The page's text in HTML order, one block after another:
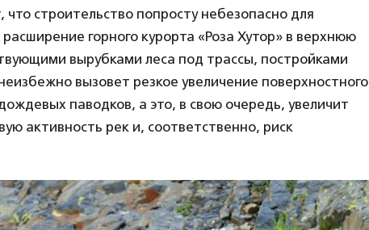
строительство попросту небезопасно для
горного курорта «Роза Хутор» в верхнюю
вырубками леса под трассы, постройками
вызовет резкое увеличение поверхностного
паводков, а это, в свою очередь, увеличит
активность рек и, соответственно, риск